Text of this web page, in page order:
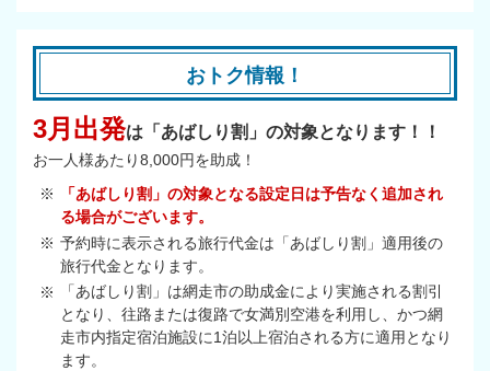
おトク情報！
3月出発は「あばしり割」の対象となります！！
お一人様あたり8,000円を助成！
「あばしり割」の対象となる設定日は予告なく追加され
る場合がございます。
予約時に表示される旅行代金は「あばしり割」適用後の
旅行代金となります。
「あばしり割」は網走市の助成金により実施される割引
となり、往路または復路で女満別空港を利用し、かつ網
走市内指定宿泊施設に1泊以上宿泊される方に適用となり
ます。